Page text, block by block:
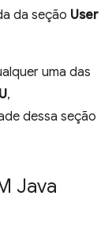
da seção User
uma das
,
dessa seção
Java